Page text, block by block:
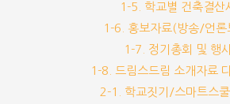
1-5. 학교별 건축결산
1-6. 홍보자료(방송/언론
1-7. 정기총회 및 행
1-8. 드림스드림 소개자료
2-1. 학교짓기/스마트스